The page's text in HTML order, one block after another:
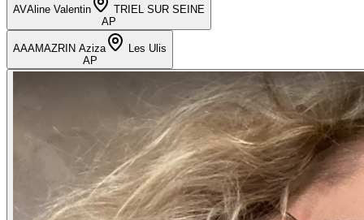
AVAline Valentin
TRIEL SUR SEINE
AP
AA AMAZRIN Aziza
Les Ulis
AP